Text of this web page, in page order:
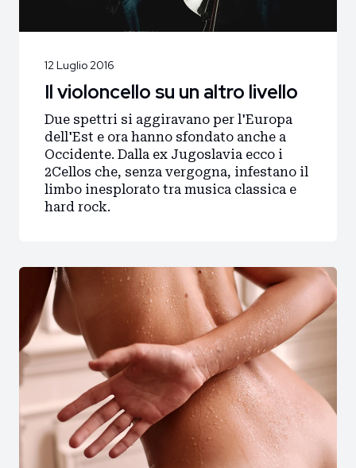
12 Luglio 2016
Il violoncello su un altro livello
Due spettri si aggiravano per l'Europa
dell'Est e ora hanno sfondato anche a
Occidente. Dalla ex Jugoslavia ecco i
2Cellos che, senza vergogna, infestano il
limbo inesplorato tra musica classica e
hard rock.